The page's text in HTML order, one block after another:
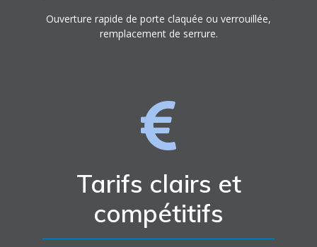
Ouverture rapide de porte claquée ou verrouillée,
remplacement de serrure.
Tarifs clairs et
compétitifs